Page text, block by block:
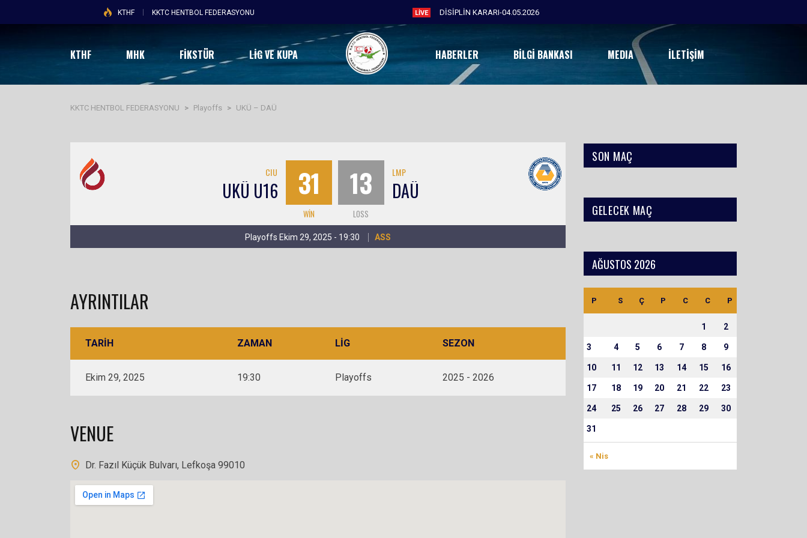
KTHF KKTC HENTBOL FEDERASYONU LIVE DİSİPLİN KARARI-04.05.2026
KTHF MHK FİKSTÜR LIG VE KUPA HABERLER BILGI BANKASI MEDIA İLETIŞIM
KKTC HENTBOL FEDERASYONU > Playoffs > UKÜ – DAÜ
CIU
UKÜ U16 31
WIN
13
LOSS
LMP
DAÜ
Playoffs Ekim 29, 2025 - 19:30 ASS
AYRINTILAR
TARIH ZAMAN LIG SEZON
Ekim 29, 2025 19:30 Playoffs 2025 - 2026
VENUE
Dr. Fazıl Küçük Bulvarı, Lefkoşa 99010
SON MAÇ
GELECEK MAÇ
AĞUSTOS 2026
P S Ç P C C P
« Nis
1 2
3 4 5 6 7 8 9
10 11 12 13 14 15 16
17 18 19 20 21 22 23
24 25 26 27 28 29 30
31